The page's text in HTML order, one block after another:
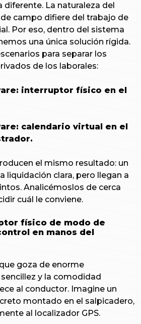
diferente. La naturaleza del
campo difiere del trabajo de
Por eso, dentro del sistema
una única solución rígida.
para separar los
de los laborales:
interruptor físico en el
calendario virtual en el
el mismo resultado: un
liquidación clara, pero llegan a
Analicémoslos de cerca
cuál le conviene.
físico de modo de
en manos del
goza de enorme
y la comodidad
al conductor. Imagine un
montado en el salpicadero,
al localizador GPS.